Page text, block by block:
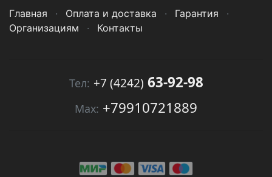
Главная · Оплата и доставка · Гарантия
·
Организациям
· Контакты
Тел: +7 (4242) 63-92-98
Мах: +79910721889